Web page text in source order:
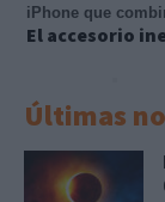
iPhone que
El accesorio
Últimas